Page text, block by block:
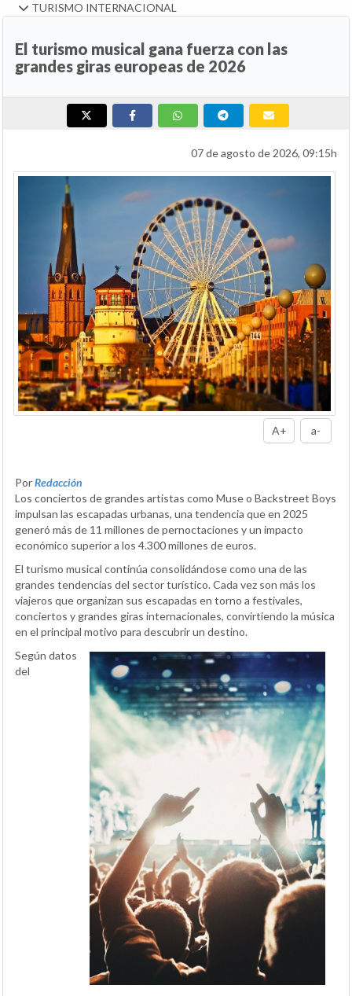
TURISMO INTERNACIONAL
El turismo musical gana fuerza con las
grandes giras europeas de 2026
07 de agosto de 2026, 09:15h
A+ a-
PorRedacción
Los conciertos de grandes artistas como Muse o Backstreet Boys
impulsan las escapadas urbanas, una tendencia que en 2025
generó más de 11 millones de pernoctaciones y un impacto
económico superior a los 4.300 millones de euros.
El turismo musical continúa consolidándose como una de las
grandes tendencias del sector turístico. Cada vez son más los
viajeros que organizan sus escapadas en torno a festivales,
conciertos y grandes giras internacionales, convirtiendo la música
en el principal motivo para descubrir un destino.
Según datos
del